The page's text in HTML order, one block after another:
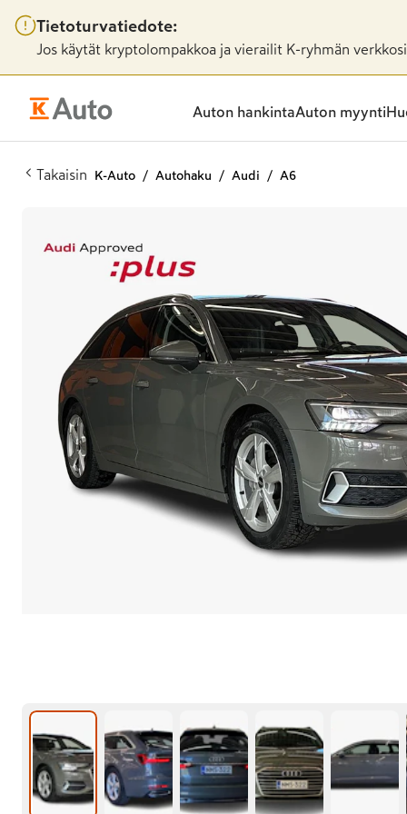
Tietoturvatiedote:
Jos käytät kryptolompakkoa ja vierailit K-ryhmän
Auton hankintaAuton myynti
Takaisin K-Auto Autohaku Audi A6